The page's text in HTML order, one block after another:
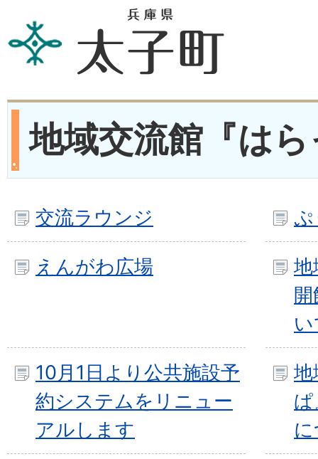
地域交流館『は
交流ラウンジ ぷ
えんがわ広場
地
10月1日より公共施設予
約システムをリニュー
アルします
地